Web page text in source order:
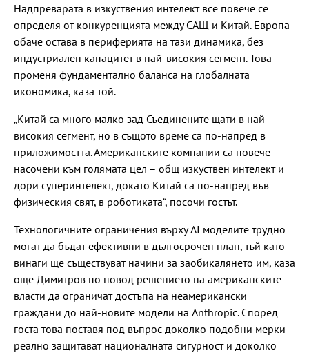
Надпреварата в изкуствения интелект все повече се
определя от конкуренцията между САЩ и Китай. Европа
обаче остава в периферията на тази динамика, без
индустриален капацитет в най-високия сегмент. Това
променя фундаментално баланса на глобалната
икономика, каза той.
„Китай са много малко зад Съединените щати в най-
високия сегмент, но в същото време са по-напред в
приложимостта. Американските компании са повече
насочени към голямата цел – общ изкуствен интелект и
дори суперинтелект, докато Китай са по-напред във
физическия свят, в роботиката“, посочи гостът.
Технологичните ограничения върху AI моделите трудно
могат да бъдат ефективни в дългосрочен план, тъй като
винаги ще съществуват начини за заобикалянето им, каза
още Димитров по повод решението на американските
власти да ограничат достъпа на неамерикански
граждани до най-новите модели на Anthropic. Според
госта това поставя под въпрос доколко подобни мерки
реално защитават националната сигурност и доколко